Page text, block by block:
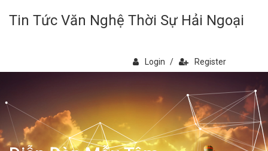
Tin Tức Văn Nghệ Thời Sự Hải Ngoại
Login / Register